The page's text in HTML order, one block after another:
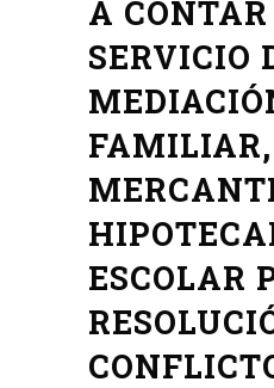
A
SERVICIO
ESCOLAR